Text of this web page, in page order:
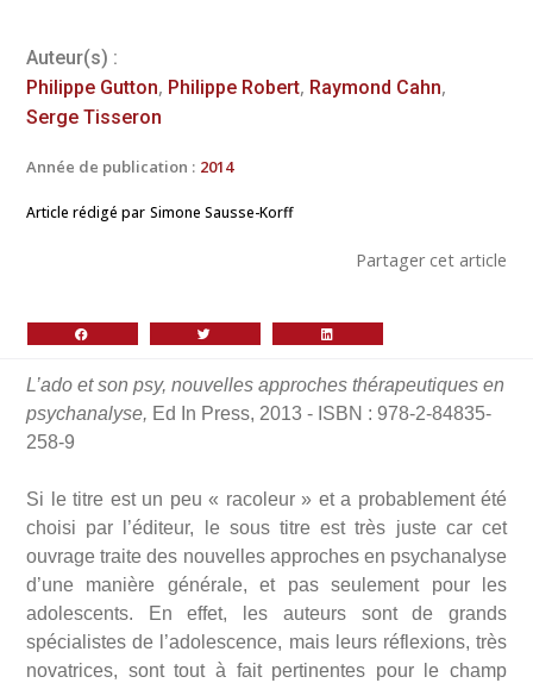
Auteur(s) :
Philippe Gutton, Philippe Robert, Raymond Cahn,
Serge Tisseron
Année de publication : 2014
Article rédigé par Simone Sausse-Korff
Partager cet article
L’ado et son psy, nouvelles approches thérapeutiques en
psychanalyse, Ed In Press, 2013 - ISBN : 978-2-84835-
258-9
Si le titre est un peu « racoleur » et a probablement été
choisi par l’éditeur, le sous titre est très juste car cet
ouvrage traite des nouvelles approches en psychanalyse
d’une manière générale, et pas seulement pour les
adolescents. En effet, les auteurs sont de grands
spécialistes de l’adolescence, mais leurs réflexions, très
novatrices, sont tout à fait pertinentes pour le champ